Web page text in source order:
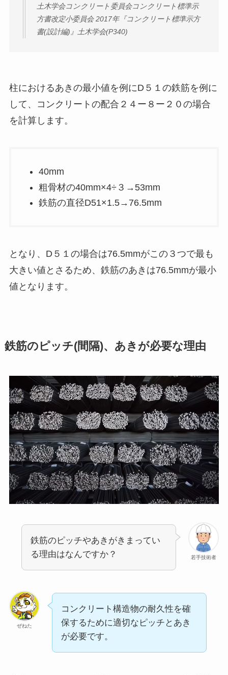
土木学会コンクリート委員会コンクリート標準示
方書改定小委員会 2017年『コンクリート標準示方
書(設計編)』土木学会(P340)
柱におけるあきの最小値を例にD５１の鉄筋を例に
して、コンクリートの配合２４ー８ー２０の場合
を計算します。
40mm
粗骨材の40mm×4÷３→53mm
鉄筋の直径D51×1.5→76.5mm
となり、D５１の場合は76.5mmがこの３つで最も
大きい値とさるため、鉄筋のあきは76.5mmが最小
値となります。
鉄筋のピッチ(間隔)、あきが必要な理由
若手技術者
鉄筋のピッチやあきがきまってい
る理由はなんですか？
ぜねた
コンクリート構造物の耐久性を確
保するために適切なピッチとあき
が必要です。